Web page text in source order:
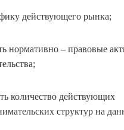
действующего рынка;
нормативно – правовые
количество действующих
структур на